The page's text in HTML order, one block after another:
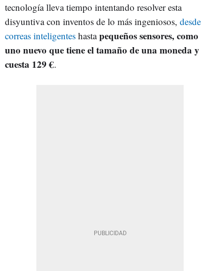
tecnología lleva tiempo intentando resolver esta
disyuntiva con inventos de lo más ingeniosos, desde
correas inteligentes hastapequeños sensores, como
uno nuevo que tiene el tamaño de una moneda y
cuesta 129 €.